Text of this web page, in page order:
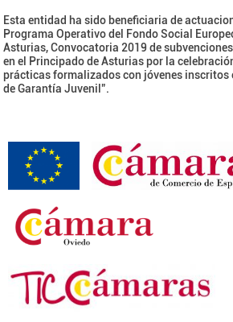
Esta entidad ha sido beneficiaria de
Programa Operativo del Fondo Social
Asturias, Convocatoria 2019 de
en el Principado de Asturias por la
prácticas formalizados con jóvenes inscritos
de Garantía Juvenil”.